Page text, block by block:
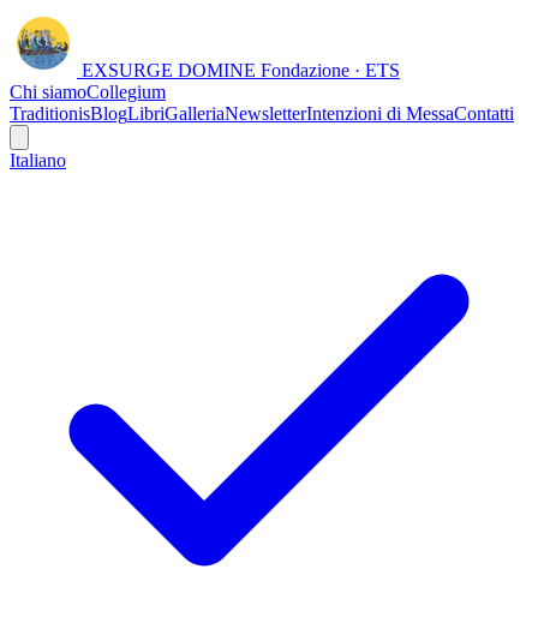
EXSURGE DOMINE Fondazione · ETS
Chi siamoCollegium
TraditionisBlogLibriGalleriaNewsletterIntenzioni di MessaContatti
Italiano